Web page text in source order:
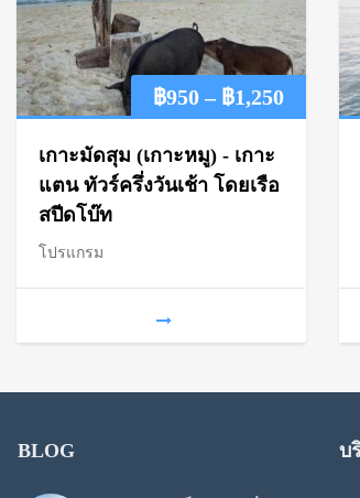
฿950 – ฿1,250Price
เกาะมัดสุม (เกาะหมู) - เกาะ
แตน ทัวร์ครึ่งวันเช้า โดยเรือ
สปีดโบ๊ท
โปรแกรม
BLOG บ